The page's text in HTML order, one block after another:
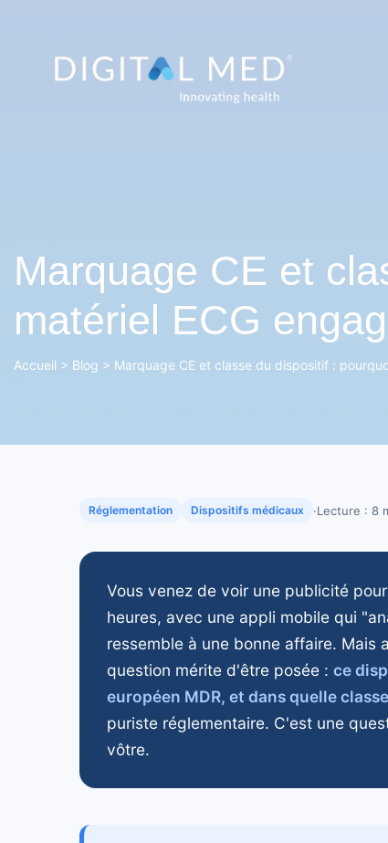
Marquage CE et
matériel ECG
Accueil > Blog > Marquage CE et classe du dispositif :
Réglementation Dispositifs médicaux ·Lecture : 8
Vous venez de voir une publicité
heures, avec une appli mobile qui
ressemble à une bonne affaire. Mais
question mérite d'être posée : ce
européen MDR, et dans quelle
puriste réglementaire. C'est une
vôtre.